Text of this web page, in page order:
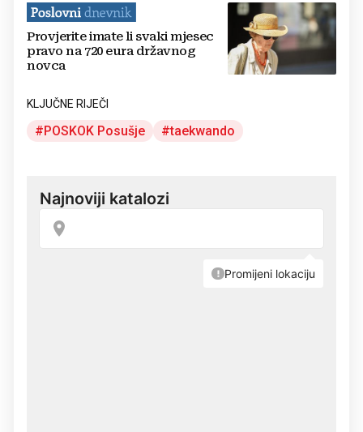
Provjerite imate li svaki mjesec
pravo na 720 eura državnog
novca
KLJUČNE RIJEČI
POSKOK Posušje taekwando